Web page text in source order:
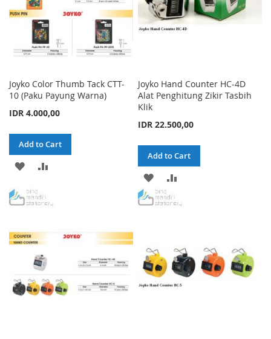
Joyko Color Thumb Tack CTT-
10 (Paku Payung Warna)
IDR 4.000,00
Add to Cart
ADD
WISHCOMPARE
Joyko Hand Counter HC-4D
Alat Penghitung Zikir Tasbih
Klik
IDR 22.500,00
Add to Cart
ADD
TO